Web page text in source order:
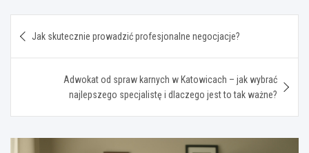
wpisu
Jak skutecznie prowadzić profesjonalne negocjacje?
Adwokat od spraw karnych w Katowicach – jak wybrać
najlepszego specjalistę i dlaczego jest to tak ważne?